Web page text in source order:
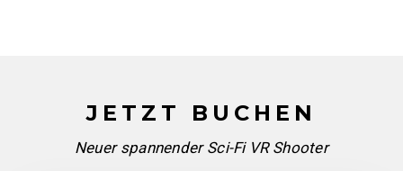
JETZT BUCHEN
Neuer spannender Sci-Fi VR Shooter